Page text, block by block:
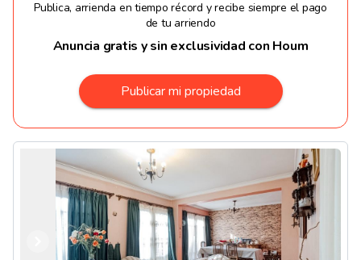
Publica, arrienda en tiempo récord y recibe siempre el pago
de tu arriendo
Anuncia gratis y sin exclusividad con Houm
Publicar mi propiedad
Anterior
Siguiente